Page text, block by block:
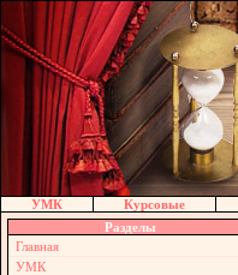
УМК Курсовые
Разделы
Главная
УМК